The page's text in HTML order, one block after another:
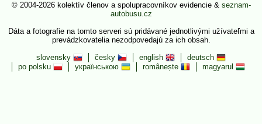
© 2004-2026 kolektív členov a spolupracovníkov evidencie & seznam-
autobusu.cz
Dáta a fotografie na tomto serveri sú pridávané jednotlivými užívateľmi a
prevádzkovatelia nezodpovedajú za ich obsah.
slovensky
česky english
deutsch
po polsku
українською românește magyarul